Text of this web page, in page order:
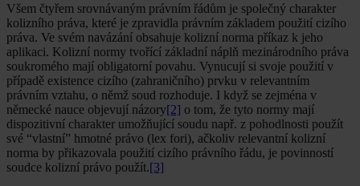
Všem čtyřem srovnávaným právním řádům je společný charakter
kolizního práva, které je zpravidla právním základem použití cizího
práva. Ve svém navázání obsahuje kolizní norma příkaz k jeho
aplikaci. Kolizní normy tvořící základní náplň mezinárodního práva
soukromého mají obligatorní povahu. Vynucují si svoje použití v
případě existence cizího (zahraničního) prvku v relevantním
právním vztahu, o němž soud rozhoduje. I když se zejména v
německé nauce objevují názory[2] o tom, že tyto normy mají
dispozitivní charakter umožňující soudu např. z pohodlnosti použít
své “vlastní” hmotné právo (lex fori), ačkoliv relevantní kolizní
norma by přikazovala použití cizího právního řádu, je povinností
soudce kolizní právo použít.[3]